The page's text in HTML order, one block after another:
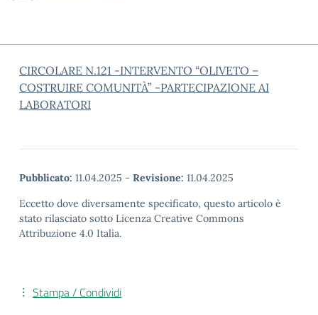
CIRCOLARE N.121 -INTERVENTO “OLIVETO –
COSTRUIRE COMUNITÀ” -PARTECIPAZIONE AI
LABORATORI
Pubblicato: 11.04.2025 - Revisione: 11.04.2025
Eccetto dove diversamente specificato, questo articolo è
stato rilasciato sotto Licenza Creative Commons
Attribuzione 4.0 Italia.
Stampa / Condividi